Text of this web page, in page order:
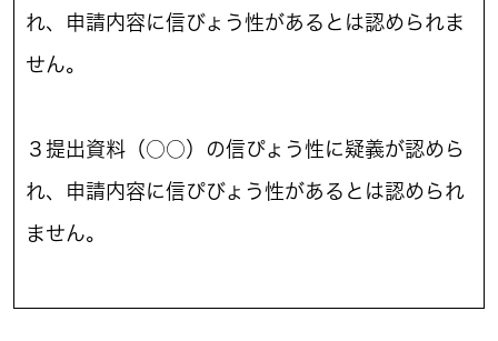
れ、申請内容に信びょう性があるとは認められま
せん。
３提出資料（○○）の信ぴょう性に疑義が認めら
れ、申請内容に信ぴびょう性があるとは認められ
ません。